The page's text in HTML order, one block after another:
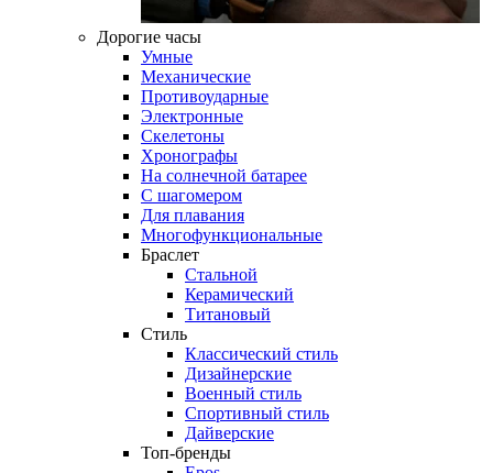
Дорогие часы
Умные
Механические
Противоударные
Электронные
Скелетоны
Хронографы
На солнечной батарее
С шагомером
Для плавания
Многофункциональные
Браслет
Стальной
Керамический
Титановый
Стиль
Классический стиль
Дизайнерские
Военный стиль
Спортивный стиль
Дайверские
Топ-бренды